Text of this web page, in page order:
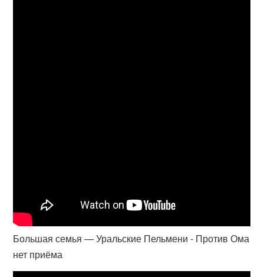
Большая семья — Уральские Пельмени - Против Ома
нет приёма